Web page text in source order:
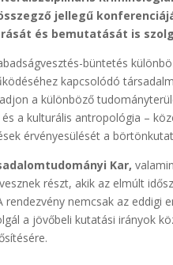
jellegű
és bemutatását is
büntetés
kapcsolódó
a különböző
a kulturális antropológia –
érvényesülését a
Kar,
részt, akik az elmúlt
nemcsak az eddigi
a jövőbeli kutatási irányok